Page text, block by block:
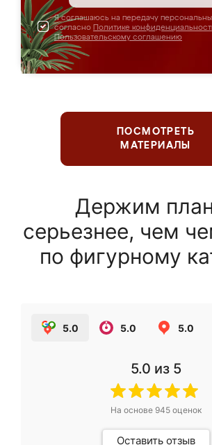
Я соглашаюсь на передачу
согласно Политике
Пользовательскому соглашению
ПОСМОТРЕТЬ
МАТЕРИАЛЫ
Держим
серьезнее, чем
по фигурному
5.0 5.0 5.0
5.0 из 5
На основе 945оценок
Оставить отзыв